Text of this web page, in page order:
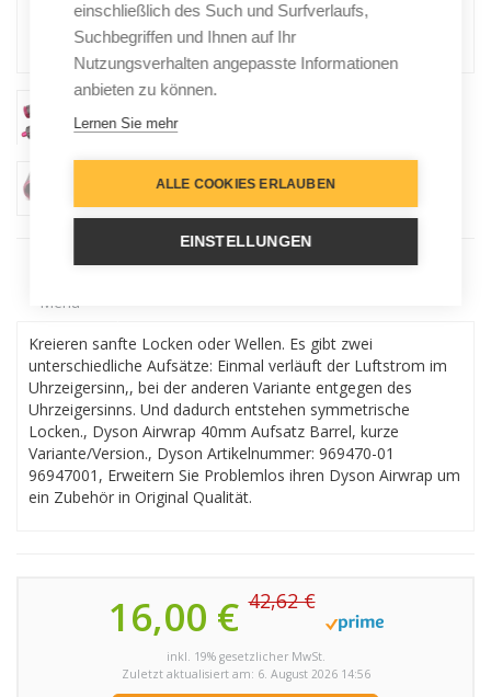
Menu
Kreieren sanfte Locken oder Wellen. Es gibt zwei
unterschiedliche Aufsätze: Einmal verläuft der Luftstrom im
Uhrzeigersinn,, bei der anderen Variante entgegen des
Uhrzeigersinns. Und dadurch entstehen symmetrische
Locken., Dyson Airwrap 40mm Aufsatz Barrel, kurze
Variante/Version., Dyson Artikelnummer: 969470-01
96947001, Erweitern Sie Problemlos ihren Dyson Airwrap um
ein Zubehör in Original Qualität.
16,00 €42,62 €
inkl. 19% gesetzlicher MwSt.
Zuletzt aktualisiert am: 6. August 2026 14:56
einschließlich des Such und Surfverlaufs,
Suchbegriffen und Ihnen auf Ihr
Nutzungsverhalten angepasste Informationen
anbieten zu können.
Lernen Sie mehr
ALLE COOKIES ERLAUBEN
EINSTELLUNGEN